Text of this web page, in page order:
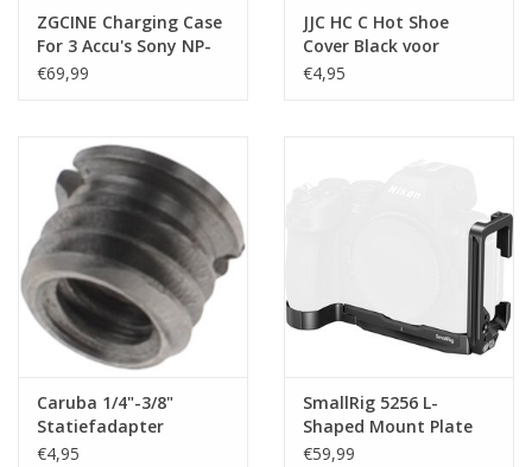
ZGCINE Charging Case
For 3 Accu's Sony NP-
FZ100 (PC3-FZ100)
€69,99
JJC HC C Hot Shoe
Cover Black voor
Canon
€4,95
Caruba 1/4"-3/8"
Statiefadapter
€4,95
SmallRig 5256 L-
Shaped Mount Plate
For Nikon Z5II
€59,99